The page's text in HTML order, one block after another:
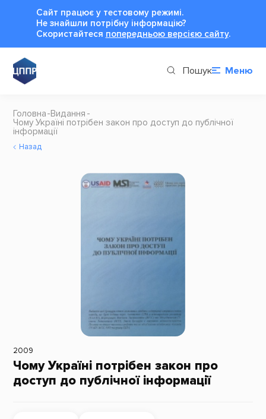
Сайт працює у тестовому режимі.
Не знайшли потрібну інформацію?
Cкористайтеся попередньою версією сайту.
Пошук Меню
Головна Видання
Чому Україні потрібен закон про доступ до публічної
інформації
Назад
2009
Чому Україні потрібен закон про
доступ до публічної інформації